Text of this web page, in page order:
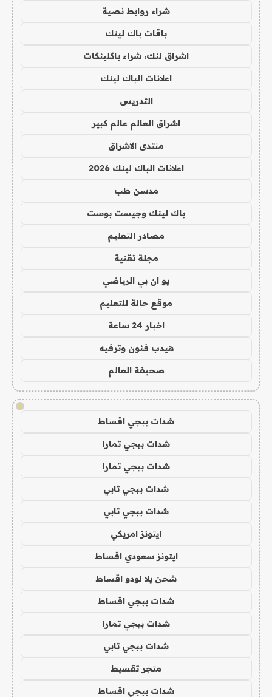
شراء روابط نصية
باقات باك لينك
اشراق لنك، شراء باكلينكات
اعلانات الباك لينك
التدريس
اشراق العالم عالم كبير
منتدى الاشراق
اعلانات الباك لينك 2026
مدسن طب
باك لينك وجيست بوست
مصادر التعليم
مجلة تقنية
يو ان بي الرياضي
موقع حالة للتعليم
اخبار 24 ساعة
هيدب فنون وترفيه
صحيفة العالم
!
شدات ببجي اقساط
شدات ببجي تمارا
شدات ببجي تمارا
شدات ببجي تابي
شدات ببجي تابي
ايتونز امريكي
ايتونز سعودي اقساط
شحن يلا لودو اقساط
شدات ببجي اقساط
شدات ببجي تمارا
شدات ببجي تابي
متجر تقسيط
شدات ببجي اقساط